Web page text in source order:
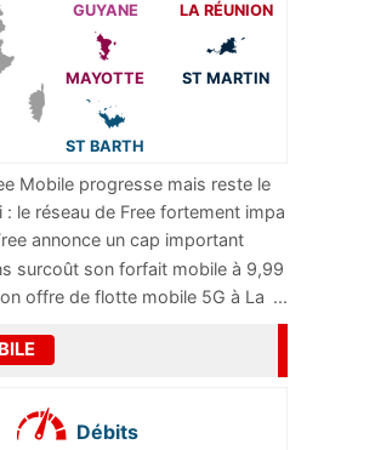
GUYANE LA RÉUNION
MAYOTTE ST MARTIN
ST BARTH
Mobile progresse mais reste le
...
le réseau de Free fortement impa
annonce un cap important
...
surcoût son forfait mobile à 9,99
offre de flotte mobile 5G à La ...
Débits